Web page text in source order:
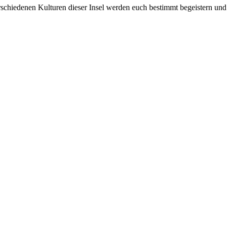
Kulturen dieser Insel werden euch bestimmt begeistern und